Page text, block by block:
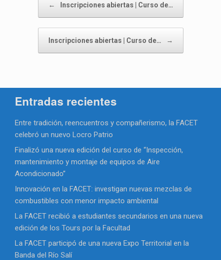
← Inscripciones abiertas | Curso de…
Inscripciones abiertas | Curso de… →
Entradas recientes
Entre tradición, reencuentros y compañerismo, la FACET
celebró un nuevo Locro Patrio
Finalizó una nueva edición del curso de “Inspección,
mantenimiento y montaje de equipos de Aire
Acondicionado”
Innovación en la FACET: investigan nuevas mezclas de
combustibles con menor impacto ambiental
La FACET recibió a estudiantes secundarios en una nueva
edición de los Tours por la Facultad
La FACET participó de una nueva Expo Territorial en la
Banda del Río Salí